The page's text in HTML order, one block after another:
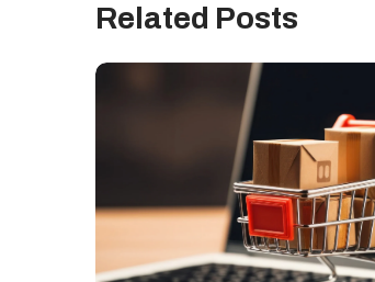
Related Posts